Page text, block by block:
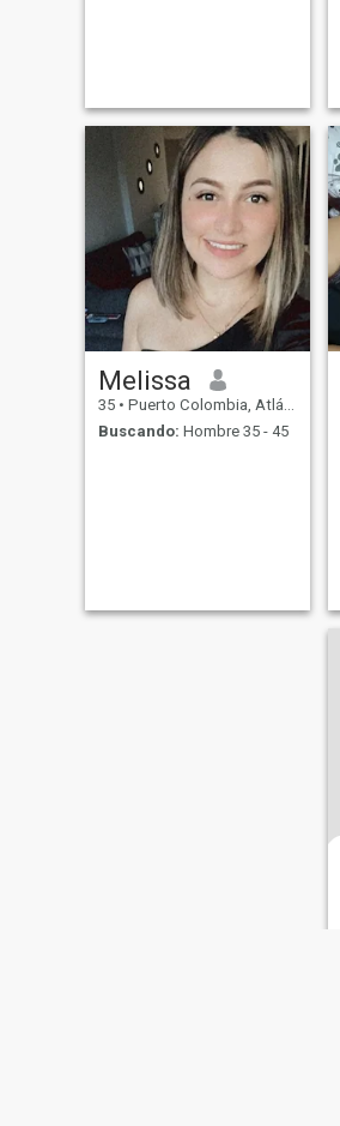
Melissa
35 • Puerto Colombia, Atlántico, Colombia
Buscando: Hombre 35 - 45